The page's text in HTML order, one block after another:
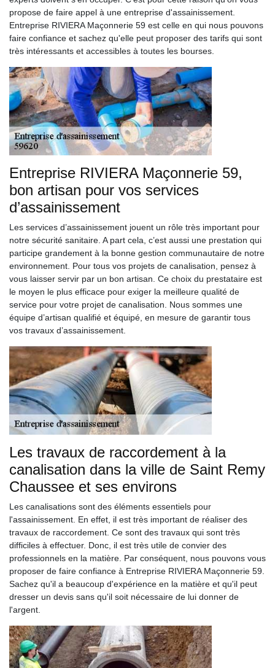
propose de faire appel à une entreprise d'assainissement.
Entreprise RIVIERA Maçonnerie 59 est celle en qui nous pouvons
faire confiance et sachez qu'elle peut proposer des tarifs qui sont
très intéressants et accessibles à toutes les bourses.
Entreprise RIVIERA Maçonnerie 59,
bon artisan pour vos services
d’assainissement
Les services d’assainissement jouent un rôle très important pour
notre sécurité sanitaire. A part cela, c’est aussi une prestation qui
participe grandement à la bonne gestion communautaire de notre
environnement. Pour tous vos projets de canalisation, pensez à
vous laisser servir par un bon artisan. Ce choix du prestataire est
le moyen le plus efficace pour exiger la meilleure qualité de
service pour votre projet de canalisation. Nous sommes une
équipe d’artisan qualifié et équipé, en mesure de garantir tous
vos travaux d’assainissement.
Les travaux de raccordement à la
canalisation dans la ville de Saint Remy
Chaussee et ses environs
Les canalisations sont des éléments essentiels pour
l'assainissement. En effet, il est très important de réaliser des
travaux de raccordement. Ce sont des travaux qui sont très
difficiles à effectuer. Donc, il est très utile de convier des
professionnels en la matière. Par conséquent, nous pouvons vous
proposer de faire confiance à Entreprise RIVIERA Maçonnerie 59.
Sachez qu'il a beaucoup d'expérience en la matière et qu'il peut
dresser un devis sans qu'il soit nécessaire de lui donner de
l'argent.